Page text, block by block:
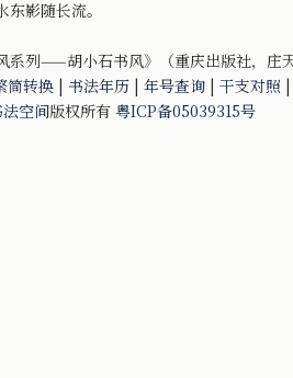
影随长流。
系列——胡小石书风》（重庆出版社，庄
简转换 | 书法年历 | 年号查询 | 干支对照
法空间版权所有 粤ICP备05039315号